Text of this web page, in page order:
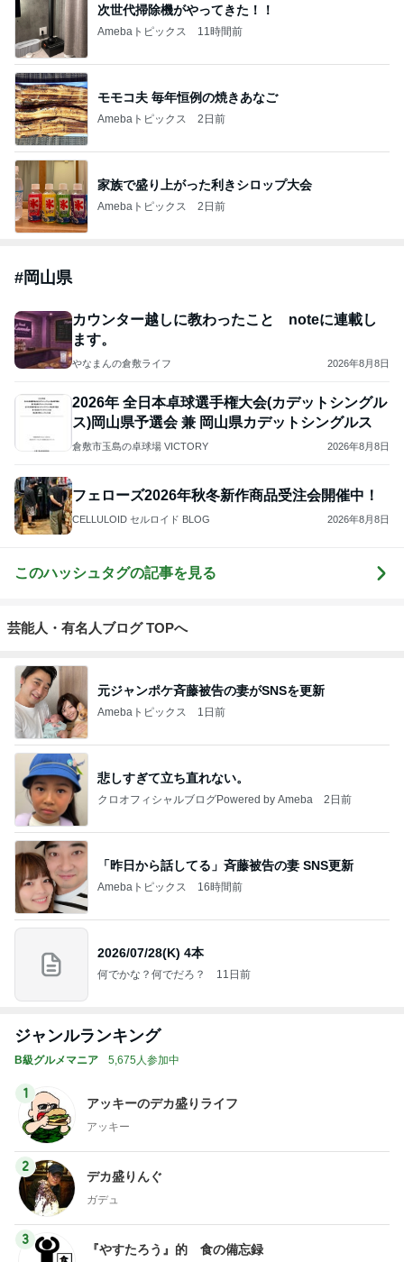
次世代掃除機がやってきた！！
Amebaトピックス 11時間前
モモコ夫 毎年恒例の焼きあなご
Amebaトピックス 2日前
家族で盛り上がった利きシロップ大会
Amebaトピックス 2日前
#岡山県
カウンター越しに教わったこと noteに連載し
ます。
やなまんの倉敷ライフ 2026年8月8日
2026年 全日本卓球選手権大会(カデットシングル
ス)岡山県予選会 兼 岡山県カデットシングルス
倉敷市玉島の卓球場 VICTORY 2026年8月8日
フェローズ2026年秋冬新作商品受注会開催中！
CELLULOID セルロイド BLOG 2026年8月8日
このハッシュタグの記事を見る
芸能人・有名人ブログ TOPへ
元ジャンポケ斉藤被告の妻がSNSを更新
Amebaトピックス 1日前
悲しすぎて立ち直れない。
クロオフィシャルブログPowered by Ameba 2日前
「昨日から話してる」斉藤被告の妻 SNS更新
Amebaトピックス 16時間前
2026/07/28(K) 4本
何でかな？何でだろ？ 11日前
ジャンルランキング
B級グルメマニア 5,675人参加中
1
アッキーのデカ盛りライフ
アッキー
2
デカ盛りんぐ
ガデュ
3
『やすたろう』的 食の備忘録